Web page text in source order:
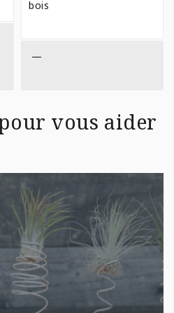
bois
—
vous aider